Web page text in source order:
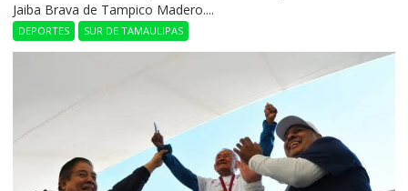
Jaiba Brava de Tampico Madero....
DEPORTES SUR DE TAMAULIPAS